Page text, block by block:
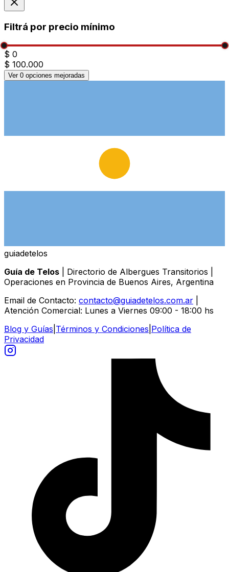
Filtrá por precio mínimo
$ 0
$ 100.000
Ver 0 opciones mejoradas
guiadetelos
Guía de Telos | Directorio de Albergues Transitorios |
Operaciones en Provincia de Buenos Aires, Argentina
Email de Contacto: contacto@guiadetelos.com.ar
Atención Comercial: Lunes a Viernes 09:00 - 18:00 hs
Blog y Guías Términos y Condiciones Política de
Privacidad